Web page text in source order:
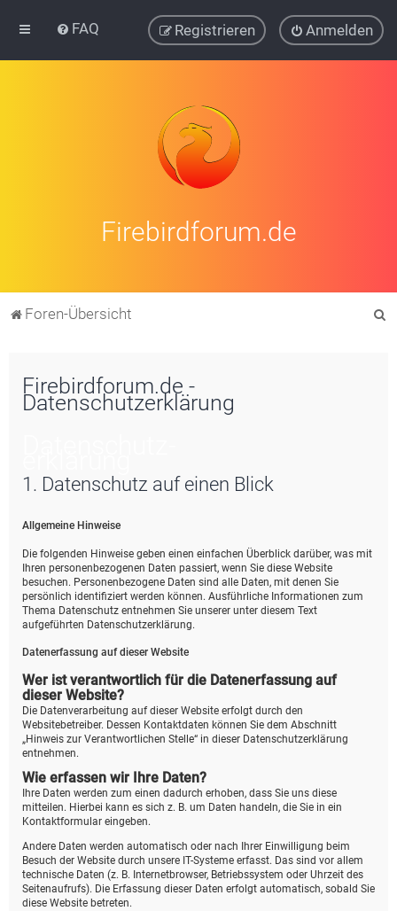
FAQ Anmelden
Registrieren
Firebirdforum.de
Foren-Übersicht
Firebirdforum.de -
Datenschutzerklärung
1. Datenschutz auf einen Blick
Allgemeine Hinweise
Die folgenden Hinweise geben einen einfachen Überblick darüber, was mit
Ihren personenbezogenen Daten passiert, wenn Sie diese Website
besuchen. Personenbezogene Daten sind alle Daten, mit denen Sie
persönlich identifiziert werden können. Ausführliche Informationen zum
Thema Datenschutz entnehmen Sie unserer unter diesem Text
aufgeführten Datenschutzerklärung.
Datenerfassung auf dieser Website
Wer ist verantwortlich für die Datenerfassung auf
dieser Website?
Die Datenverarbeitung auf dieser Website erfolgt durch den
Websitebetreiber. Dessen Kontaktdaten können Sie dem Abschnitt
„Hinweis zur Verantwortlichen Stelle“ in dieser Datenschutzerklärung
entnehmen.
Wie erfassen wir Ihre Daten?
Ihre Daten werden zum einen dadurch erhoben, dass Sie uns diese
mitteilen. Hierbei kann es sich z. B. um Daten handeln, die Sie in ein
Kontaktformular eingeben.
Andere Daten werden automatisch oder nach Ihrer Einwilligung beim
Besuch der Website durch unsere IT-Systeme erfasst. Das sind vor allem
technische Daten (z. B. Internetbrowser, Betriebssystem oder Uhrzeit des
Seitenaufrufs). Die Erfassung dieser Daten erfolgt automatisch, sobald Sie
diese Website betreten.